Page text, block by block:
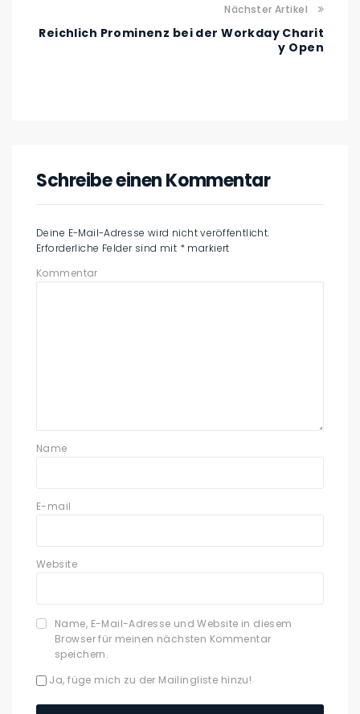
Nächster Artikel
Reichlich Prominenz bei der Workday Charit
y Open
Schreibe einen Kommentar
Deine E-Mail-Adresse wird nicht veröffentlicht.
Erforderliche Felder sind mit * markiert
Kommentar
Name
E-mail
Website
Name, E-Mail-Adresse und Website in diesem
Browser für meinen nächsten Kommentar
speichern.
Ja, füge mich zu der Mailingliste hinzu!